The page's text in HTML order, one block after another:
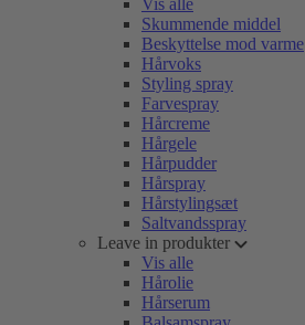
Vis alle
Skummende middel
Beskyttelse mod varme
Hårvoks
Styling spray
Farvespray
Hårcreme
Hårgele
Hårpudder
Hårspray
Hårstylingsæt
Saltvandsspray
Leave in produkter
Vis alle
Hårolie
Hårserum